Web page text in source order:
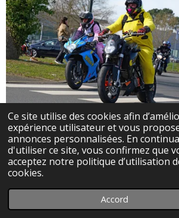
Ce site utilise des cookies afin
expérience utilisateur et vous
annonces personnalisées. En
d'utiliser ce site, vous confirmez que
acceptez notre politique d’utilisation
cookies.
Accord